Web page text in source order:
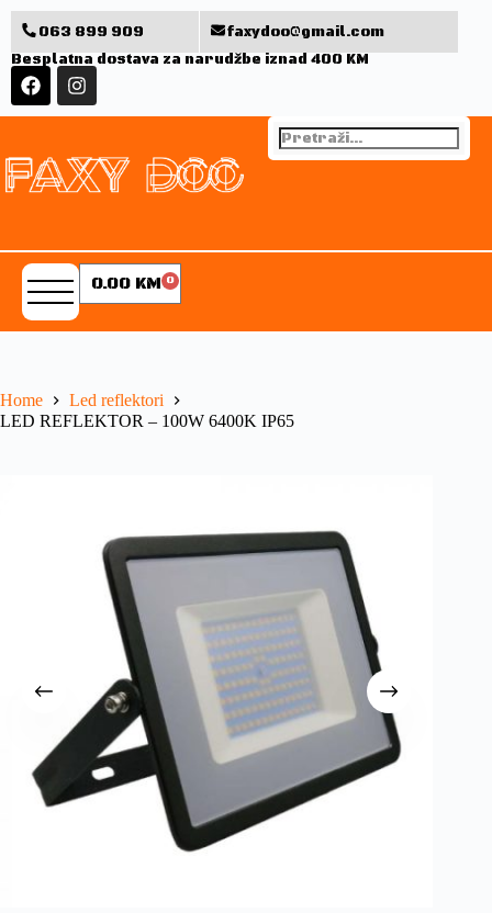
063 899 909
faxydoo@gmail.com
Besplatna dostava za narudžbe iznad 400 KM
0.00 KM 0
Home
Led reflektori
LED REFLEKTOR – 100W 6400K IP65